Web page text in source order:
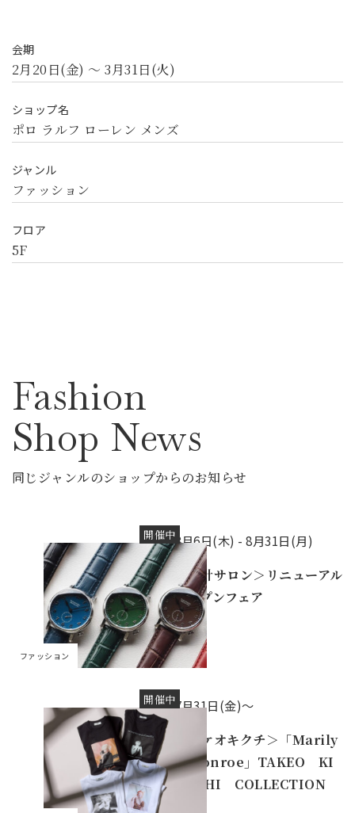
会期
2月20日(金) 〜 3月31日(火)
ショップ名
ポロ ラルフ ローレン メンズ
ジャンル
ファッション
フロア
5F
Fashion
Shop News
同じジャンルのショップからのお知らせ
開催中
ファッション
8月6日(木) -8月31日(月)
＜時計サロン＞リニューアル
オープンフェア
開催中7月31日(金)～
＜タケオキクチ＞「Marily
n Monroe」TAKEO KI
KUCHI COLLECTION